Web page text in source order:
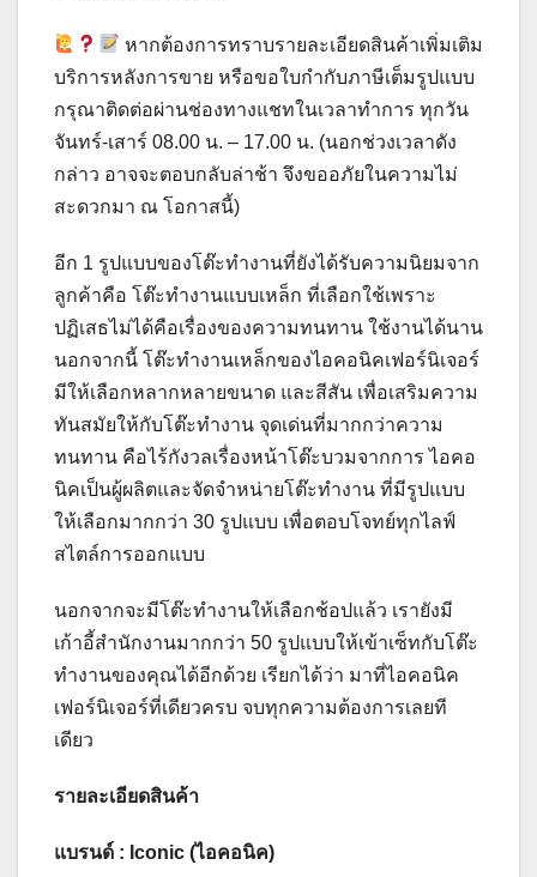
หากต้องการทราบรายละเอียดสินค้าเพิ่มเติม
บริการหลังการขาย หรือขอใบกำกับภาษีเต็มรูปแบบ
กรุณาติดต่อผ่านช่องทางแชทในเวลาทำการ ทุกวัน
จันทร์-เสาร์ 08.00 น. – 17.00 น. (นอกช่วงเวลาดัง
กล่าว อาจจะตอบกลับล่าช้า จึงขออภัยในความไม่
สะดวกมา ณ​ โอกาสนี้)
อีก 1 รูปแบบของโต๊ะทำงานที่ยังได้รับความนิยมจาก
ลูกค้าคือ โต๊ะทำงานแบบเหล็ก ที่เลือกใช้เพราะ
ปฏิเสธไม่ได้คือเรื่องของความทนทาน ใช้งานได้นาน
นอกจากนี้ โต๊ะทำงานเหล็กของไอคอนิคเฟอร์นิเจอร์
มีให้เลือกหลากหลายขนาด และสีสัน เพื่อเสริมความ
ทันสมัยให้กับโต๊ะทำงาน จุดเด่นที่มากกว่าความ
ทนทาน คือไร้กังวลเรื่องหน้าโต๊ะบวมจากการ ไอคอ
นิคเป็นผู้ผลิตและจัดจำหน่ายโต๊ะทำงาน ที่มีรูปแบบ
ให้เลือกมากกว่า 30 รูปแบบ เพื่อตอบโจทย์ทุกไลฟ์
สไตล์การออกแบบ
นอกจากจะมีโต๊ะทำงานให้เลือกช้อปแล้ว เรายังมี
เก้าอี้สำนักงานมากกว่า 50 รูปแบบให้เข้าเซ็ทกับโต๊ะ
ทำงานของคุณได้อีกด้วย เรียกได้ว่า มาที่ไอคอนิค
เฟอร์นิเจอร์ที่เดียวครบ จบทุกความต้องการเลยที
เดียว
รายละเอียดสินค้า
แบรนด์ : Iconic (ไอคอนิค)